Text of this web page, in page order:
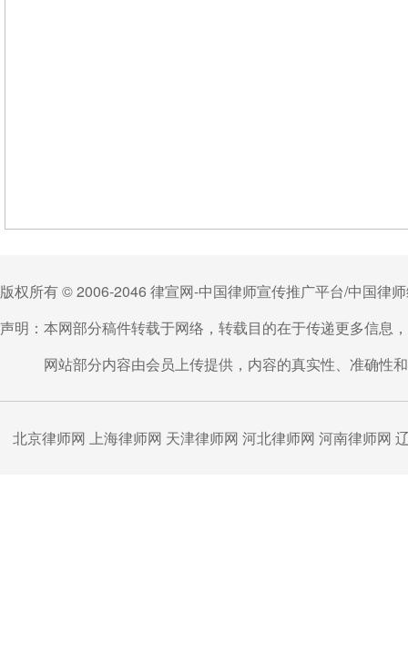
版权所有 © 2006-2046 律宣网-中国律师宣传推广平台/中国律
声明：本网部分稿件转载于网络，转载目的在于传递更多信息
网站部分内容由会员上传提供，内容的真实性、准确性和
北京律师网 上海律师网 天津律师网 河北律师网 河南律师网